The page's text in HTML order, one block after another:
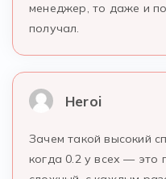
менеджер, то даже и
получал.
Heroi
Зачем такой высокий
когда 0.2 у всех —